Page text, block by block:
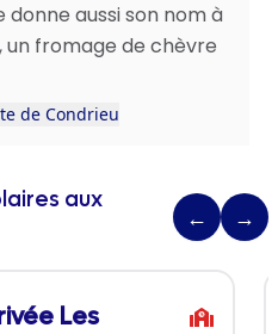
donne aussi son nom à
un fromage de chèvre
de Condrieu
aux
← →
Les